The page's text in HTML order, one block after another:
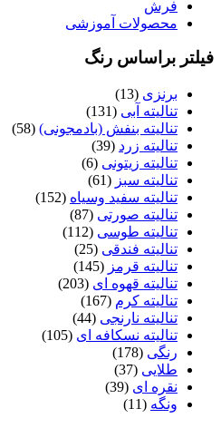
فرش
محصولات آموزشی
براساس رنگ
برنزی (13)
تنالیته آبی (131)
تنالیته بنفش (بادمجونی) (58)
تنالیته زرد (39)
تنالیته زیتونی (6)
تنالیته سبز (61)
تنالیته سفید وسیاه (152)
تنالیته صورتی (87)
تنالیته طوسی (112)
تنالیته فندقی (25)
تنالیته قرمز (145)
تنالیته قهوه ای (203)
تنالیته کرم (167)
تنالیته نارنجی (44)
تنالیته نسکافه ای (105)
رنگی (178)
طلایی (37)
نقره ای (39)
ونگه (11)